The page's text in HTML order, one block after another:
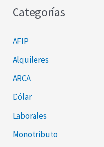
Categorías
AFIP
Alquileres
ARCA
Dólar
Laborales
Monotributo